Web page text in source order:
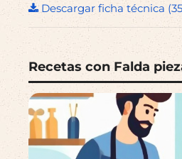
Descargar ficha técnica
Recetas con Falda